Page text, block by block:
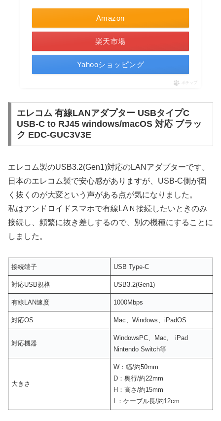
Amazon
楽天市場
Yahooショッピング
ポチップ
エレコム 有線LANアダプター USBタイプC
USB-C to RJ45 windows/macOS 対応 ブラッ
ク EDC-GUC3V3E
エレコム製のUSB3.2(Gen1)対応のLANアダプターです。
日本のエレコム製で安心感がありますが、USB-C側が固
く抜くのが大変という声がある点が気になりました。
私はアンドロイドスマホで有線LAＮ接続したいときのみ
接続し、頻繁に抜き差しするので、別の機種にすることに
しました。
接続端子 USB Type-C
対応USB規格 USB3.2(Gen1)
有線LAN速度 1000Mbps
対応OS Mac、Windows、iPadOS
対応機器
WindowsPC、Mac, iPad
Nintendo Switch等
大きさ
W：幅/約50mm
D：奥行/約22mm
H：高さ/約15mm
L：ケーブル長/約12cm